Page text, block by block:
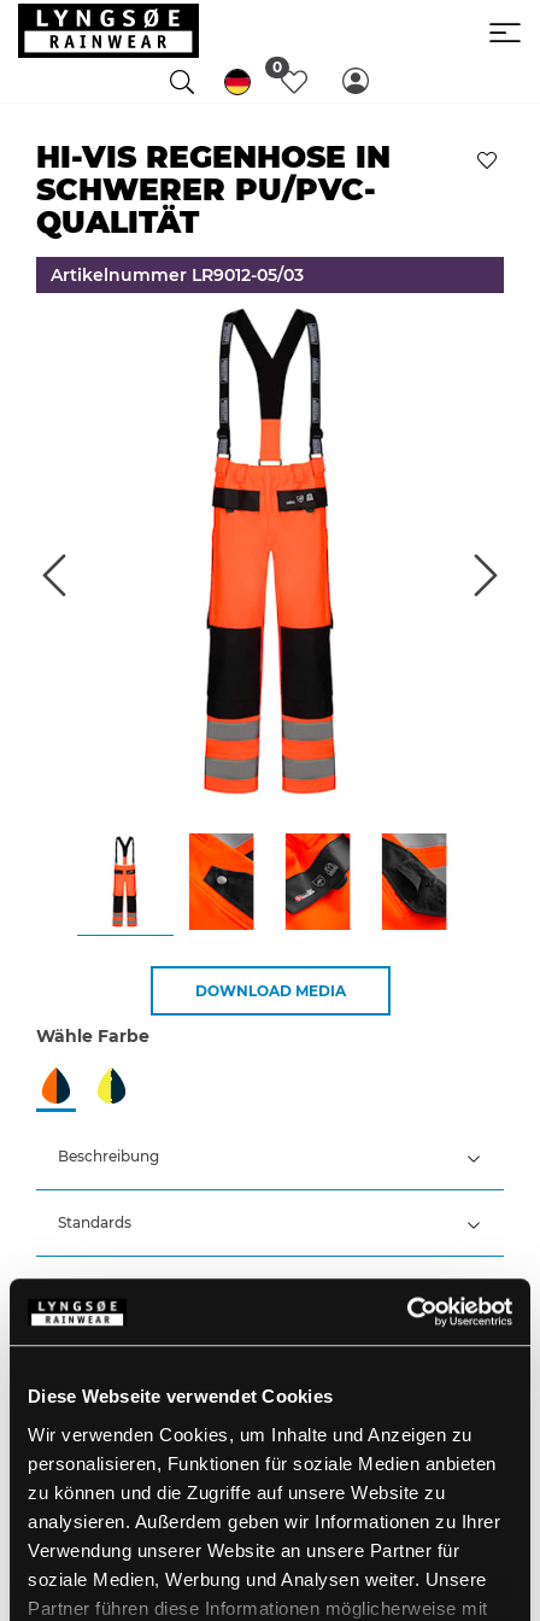
Diese Webseite verwendet Cookies
Wir verwenden Cookies, um Inhalte und Anzeigen zu
personalisieren, Funktionen für soziale Medien anbieten
zu können und die Zugriffe auf unsere Website zu
analysieren. Außerdem geben wir Informationen zu Ihrer
Verwendung unserer Website an unsere Partner für
soziale Medien, Werbung und Analysen weiter. Unsere
Partner führen diese Informationen möglicherweise mit
0
HI-VIS REGENHOSE IN
SCHWERER PU/PVC-
QUALITÄT
Artikelnummer LR9012-05/03
DOWNLOAD MEDIA
Wähle Farbe
Beschreibung
100% Polyester, PU/PVC-Beschichtung, 350 g/m²
Wasserdicht: >20.000 MM
Standards
Gürtelschlaufen
Verstärkte Werkzeugtasche am rechten
Oberschenkel
Cargo-Taschen am linken Bein mit
Klettverschluss
Verstärkung an den Knien
Verdeckter Reißverschluss (49 cm) mit Klett- und
Druckknopfverstellung an den Knöcheln
Artikelnummer LR9012-05/03
EAN: 5708217035802
Waschanleitung
Pflegehinweise
PRODUKTBLATT HERUNTERLADEN